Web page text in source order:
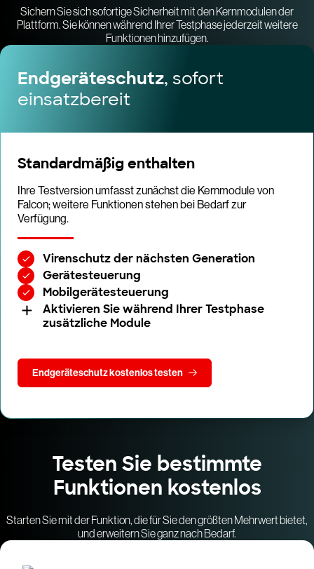
Sichern Sie sich sofortige Sicherheit mit den Kernmodulen der
Plattform. Sie können während Ihrer Testphase jederzeit weitere
Funktionen hinzufügen.
Endgeräteschutz, sofort
einsatzbereit
Standardmäßig enthalten
Ihre Testversion umfasst zunächst die Kernmodule von
Falcon; weitere Funktionen stehen bei Bedarf zur
Verfügung.
Virenschutz der nächsten Generation
Gerätesteuerung
Mobilgerätesteuerung
Aktivieren Sie während Ihrer Testphase
zusätzliche Module
Endgeräteschutz kostenlos testen
Testen Sie bestimmte
Funktionen kostenlos
Starten Sie mit der Funktion, die für Sie den größten Mehrwert bietet,
und erweitern Sie ganz nach Bedarf.